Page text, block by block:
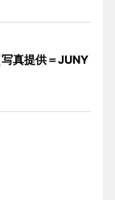
真提供＝JUNY